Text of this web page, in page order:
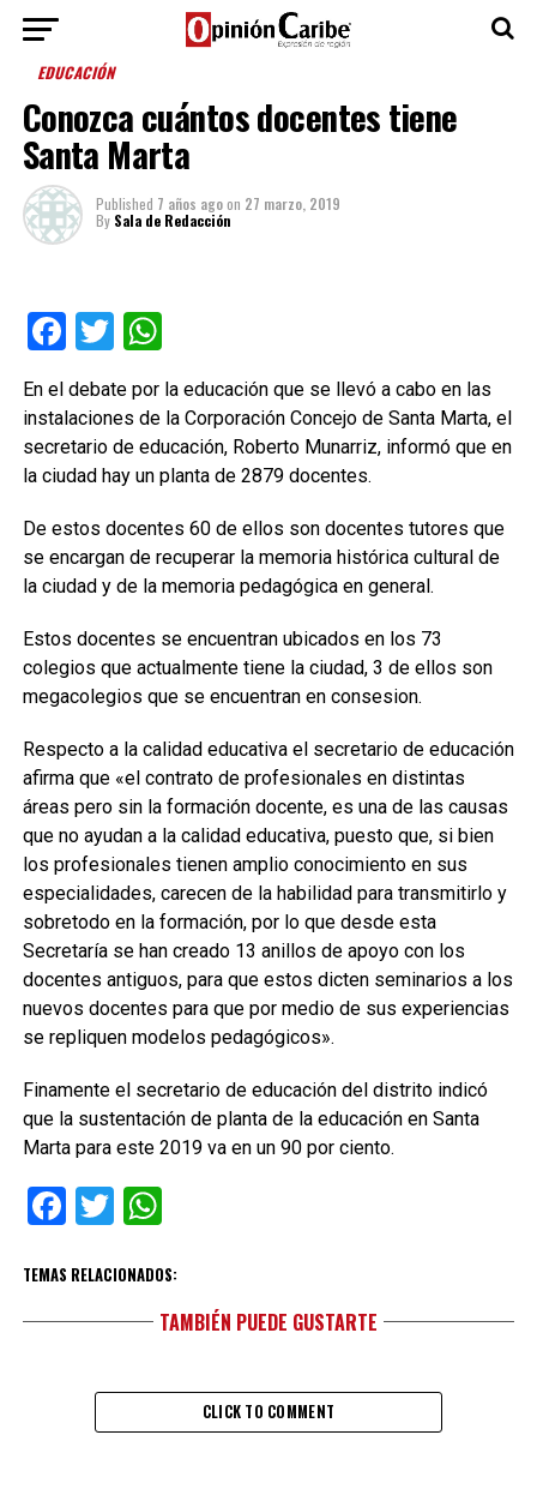
EDUCACIÓN
Conozca cuántos docentes tiene
Santa Marta
Published 7 años agoon 27 marzo, 2019
By Sala de Redacción
Facebook
TwitterWhatsApp
En el debate por la educación que se llevó a cabo en las
instalaciones de la Corporación Concejo de Santa Marta, el
secretario de educación, Roberto Munarriz, informó que en
la ciudad hay un planta de 2879 docentes.
De estos docentes 60 de ellos son docentes tutores que
se encargan de recuperar la memoria histórica cultural de
la ciudad y de la memoria pedagógica en general.
Estos docentes se encuentran ubicados en los 73
colegios que actualmente tiene la ciudad, 3 de ellos son
megacolegios que se encuentran en consesion.
Respecto a la calidad educativa el secretario de educación
afirma que «el contrato de profesionales en distintas
áreas pero sin la formación docente, es una de las causas
que no ayudan a la calidad educativa, puesto que, si bien
los profesionales tienen amplio conocimiento en sus
especialidades, carecen de la habilidad para transmitirlo y
sobretodo en la formación, por lo que desde esta
Secretaría se han creado 13 anillos de apoyo con los
docentes antiguos, para que estos dicten seminarios a los
nuevos docentes para que por medio de sus experiencias
se repliquen modelos pedagógicos».
Finamente el secretario de educación del distrito indicó
que la sustentación de planta de la educación en Santa
Marta para este 2019 va en un 90 por ciento.
Facebook
TwitterWhatsApp
TEMAS RELACIONADOS:
TAMBIÉN PUEDE GUSTARTE
CLICK TO COMMENT